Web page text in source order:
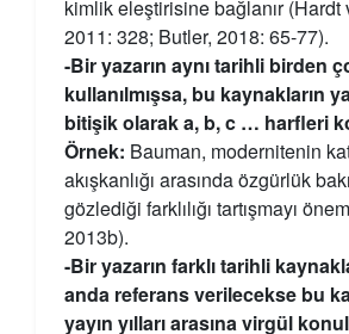
kimlik eleştirisine bağlanır (Hardt
2011: 328; Butler, 2018: 65-77).
-Bir yazarın aynı tarihli birden
kullanılmışsa, bu kaynakların
bitişik olarak a, b, c … harfleri
Örnek: Bauman, modernitenin
akışkanlığı arasında özgürlük
gözlediği farklılığı tartışmayı
2013b).
-Bir yazarın farklı tarihli
anda referans verilecekse bu
yayın yılları arasına virgül